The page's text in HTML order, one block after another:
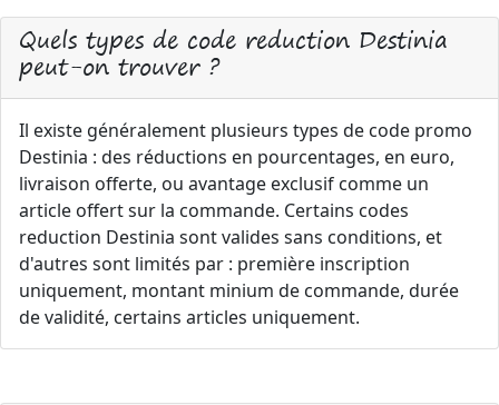
Quels types de code reduction Destinia
peut-on trouver ?
Il existe généralement plusieurs types de code promo
Destinia : des réductions en pourcentages, en euro,
livraison offerte, ou avantage exclusif comme un
article offert sur la commande. Certains codes
reduction Destinia sont valides sans conditions, et
d'autres sont limités par : première inscription
uniquement, montant minium de commande, durée
de validité, certains articles uniquement.